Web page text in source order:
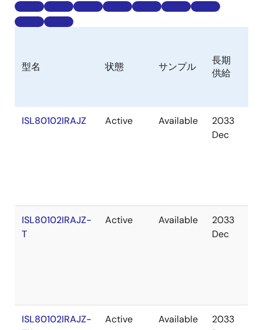
型名 状態 サンプル
長期
供給
ISL80102IRAJZ Active Available
2033
Dec
ISL80102IRAJZ-
T
Active Available
2033
Dec
ISL80102IRAJZ-
Active Available
2033